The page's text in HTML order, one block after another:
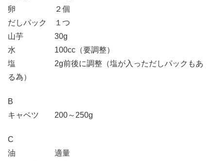
卵 ２個
だしパック １つ
山芋 30g
水 100cc（要調整）
塩 2g前後に調整（塩が入っただしパックもあ
る為）
B
キャベツ 200～250g
C
油 適量